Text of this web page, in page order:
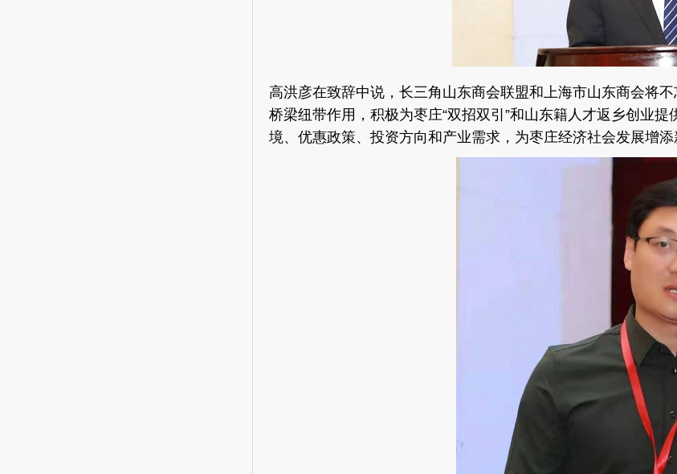
高洪彦在致辞中说，长三角山东商会联盟和上海市山东商会将
桥梁纽带作用，积极为枣庄“双招双引”和山东籍人才返乡创业
境、优惠政策、投资方向和产业需求，为枣庄经济社会发展增添